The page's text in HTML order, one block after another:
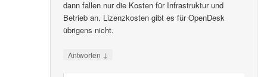
dann fallen nur die Kosten für Infrastruktur und
Betrieb an. Lizenzkosten gibt es für OpenDesk
übrigens nicht.
Antworten ↓